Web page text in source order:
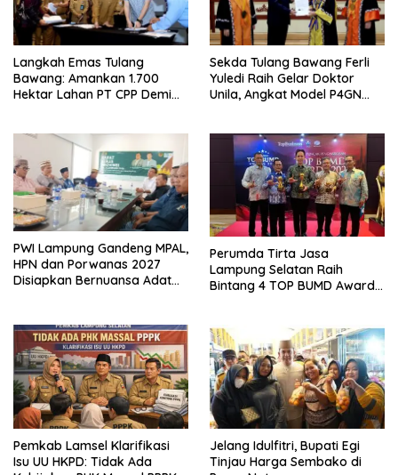
Langkah Emas Tulang
Bawang: Amankan 1.700
Hektar Lahan PT CPP Demi
Sekda Tulang Bawang Ferli
Yuledi Raih Gelar Doktor
Unila, Angkat Model P4GN
PWI Lampung Gandeng MPAL,
HPN dan Porwanas 2027
Disiapkan Bernuansa Adat
Perumda Tirta Jasa
Lampung Selatan Raih
Bintang 4 TOP BUMD Awards
Pemkab Lamsel Klarifikasi
Isu UU HKPD: Tidak Ada
Jelang Idulfitri, Bupati Egi
Tinjau Harga Sembako di